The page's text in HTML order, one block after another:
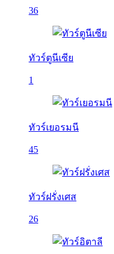
36
ทัวร์ตูนีเซีย
1
ทัวร์เยอรมนี
45
ทัวร์ฝรั่งเศส
26